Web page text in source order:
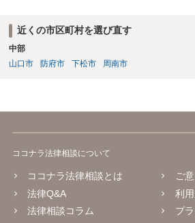
近くの市区町村を選び直す
中部
山口市
防府市 下松市 周南市
ココナラ法律相談について
ココナラ法律相談とは
法律Q&A
法律相談コラム
ご
利
プ